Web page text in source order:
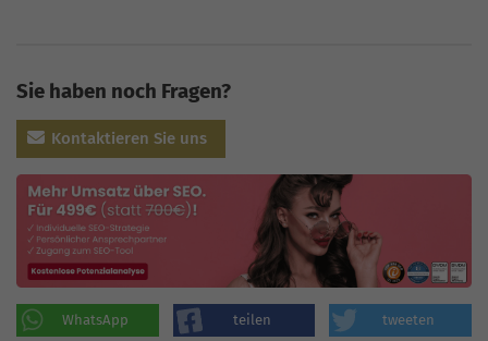
Sie haben noch Fragen?
Kontaktieren Sie uns
WhatsApp teilen tweeten